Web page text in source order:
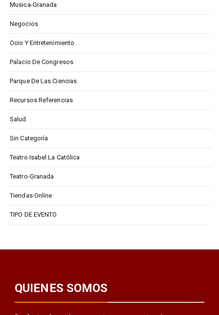
Musica-Granada
Negocios
Ocio Y Entretenimiento
Palacio De Congresos
Parque De Las Ciencias
Recursos Referencias
Salud
Sin Categoría
Teatro Isabel La Católica
Teatro-Granada
Tiendas Online
TIPO DE EVENTO
QUIENES SOMOS